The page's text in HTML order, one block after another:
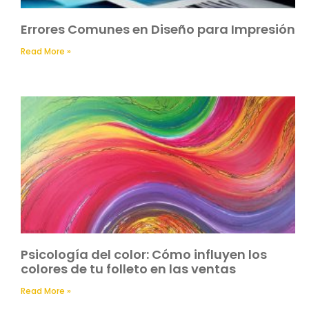
Errores Comunes en Diseño para Impresión
Read More »
Psicología del color: Cómo influyen los
colores de tu folleto en las ventas
Read More »